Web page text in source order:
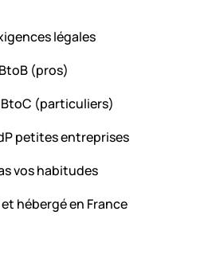
légales
(pros)
(particuliers)
petites entreprises
vos habitudes
hébergé en France